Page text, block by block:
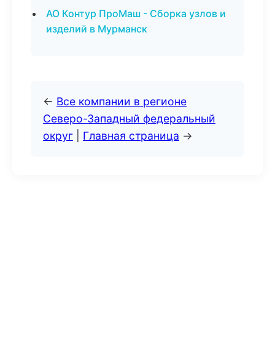
АО Контур ПроМаш - Сборка узлов и
изделий в Мурманск
← Все компании в регионе
Северо-Западный федеральный
округ
Главная страница →